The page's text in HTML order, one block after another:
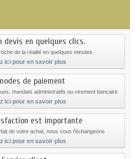
devis en quelques clics.
de la réalité en quelques minutes.
ici pour en savoir plus
de paiement
mandats administratifs ou virement bancaire
ici pour en savoir plus
est importante
de votre achat, nous vous l'échangeons
ici pour en savoir plus